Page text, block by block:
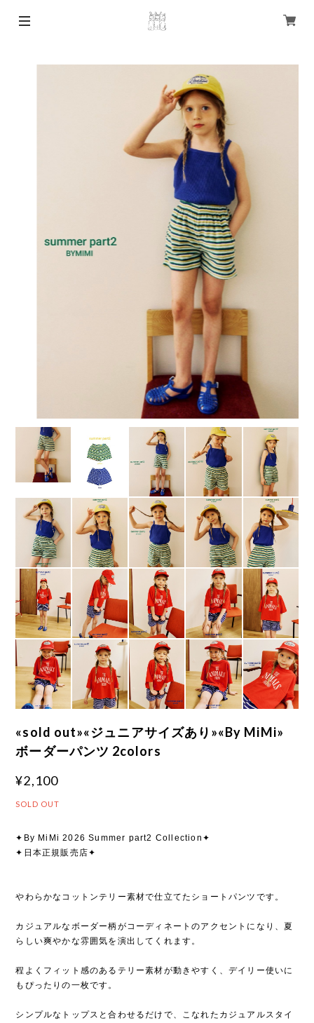
«sold out»«ジュニアサイズあり»«By MiMi»
ボーダーパンツ 2colors
¥2,100
SOLD OUT
✦By MiMi 2026 Summer part2 Collection✦
✦日本正規販売店✦
やわらかなコットンテリー素材で仕立てたショートパンツです。
カジュアルなボーダー柄がコーディネートのアクセントになり、夏
らしい爽やかな雰囲気を演出してくれます。
程よくフィット感のあるテリー素材が動きやすく、デイリー使いに
もぴったりの一枚です。
シンプルなトップスと合わせるだけで、こなれたカジュアルスタイ